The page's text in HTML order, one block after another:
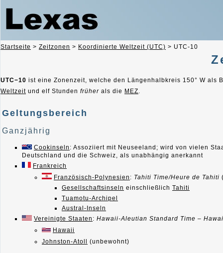
Startseite > Zeitzonen > Koordinierte Weltzeit (UTC) > UTC-10
UTC−10 ist eine Zonenzeit, welche den Längenhalbkreis 150° W
Weltzeit und elf Stunden früher als die MEZ.
Geltungsbereich
Ganzjährig
Cookinseln : Assoziiert mit Neuseeland; wird von vielen
Deutschland und die Schweiz, als unabhängig anerkannt
Frankreich
Französisch-Polynesien : Tahiti Time/Heure de Tahiti
Gesellschaftsinseln einschließlich Tahiti
Tuamotu-Archipel
Austral-Inseln
Vereinigte Staaten : Hawaii-Aleutian Standard Time –
Hawaii
Johnston-Atoll
(unbewohnt)